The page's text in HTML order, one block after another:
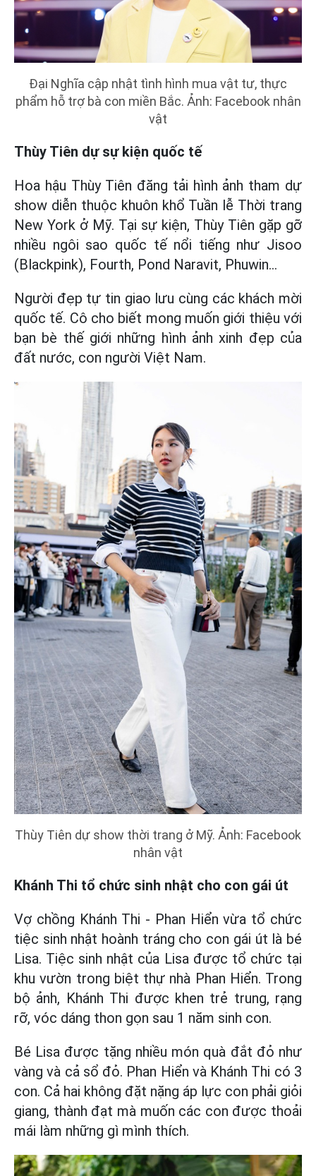
Đại Nghĩa cập nhật tình hình mua vật tư, thực
phẩm hỗ trợ bà con miền Bắc. Ảnh: Facebook nhân
vật
Thùy Tiên dự sự kiện quốc tế
Hoa hậu Thùy Tiên đăng tải hình ảnh tham dự
show diễn thuộc khuôn khổ Tuần lễ Thời trang
New York ở Mỹ. Tại sự kiện, Thùy Tiên gặp gỡ
nhiều ngôi sao quốc tế nổi tiếng như Jisoo
(Blackpink), Fourth, Pond Naravit, Phuwin...
Người đẹp tự tin giao lưu cùng các khách mời
quốc tế. Cô cho biết mong muốn giới thiệu với
bạn bè thế giới những hình ảnh xinh đẹp của
đất nước, con người Việt Nam.
Thùy Tiên dự show thời trang ở Mỹ. Ảnh: Facebook
nhân vật
Khánh Thi tổ chức sinh nhật cho con gái út
Vợ chồng Khánh Thi - Phan Hiển vừa tổ chức
tiệc sinh nhật hoành tráng cho con gái út là bé
Lisa. Tiệc sinh nhật của Lisa được tổ chức tại
khu vườn trong biệt thự nhà Phan Hiển. Trong
bộ ảnh, Khánh Thi được khen trẻ trung, rạng
rỡ, vóc dáng thon gọn sau 1 năm sinh con.
Bé Lisa được tặng nhiều món quà đắt đỏ như
vàng và cả sổ đỏ. Phan Hiển và Khánh Thi có 3
con. Cả hai không đặt nặng áp lực con phải giỏi
giang, thành đạt mà muốn các con được thoải
mái làm những gì mình thích.